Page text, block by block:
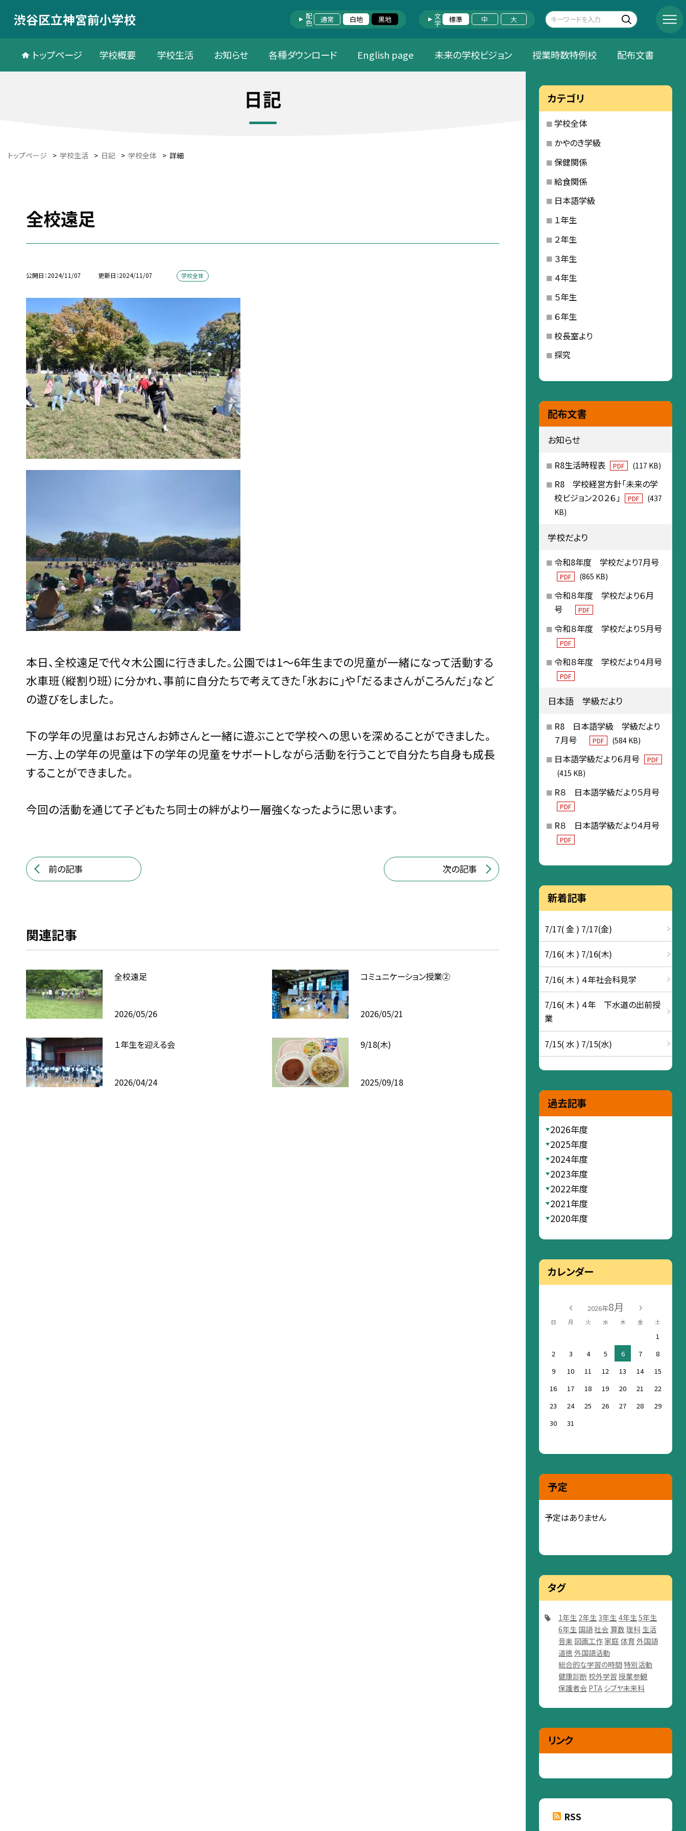
渋谷区立神宮前小学校 配色 通常 白地 黒地 文字 標準 中 大
トップページ 学校概要 学校生活 お知らせ 各種ダウンロード English page 未来の学校ビジョン 授業時数特例校 配布文書
日記
トップページ > 学校生活 > 日記 > 学校全体 > 詳細
全校遠足
公開日 2024/11/07 更新日 2024/11/07 学校全体
本日、全校遠足で代々木公園に行きました。公園では1〜6年生までの児童が一緒になって活動する
水車班（縦割り班）に分かれ、事前に自分たちで考えてきた「氷おに」や「だるまさんがころんだ」など
の遊びをしました。
下の学年の児童はお兄さんお姉さんと一緒に遊ぶことで学校への思いを深めることができました。
一方、上の学年の児童は下の学年の児童をサポートしながら活動を行うことで自分たち自身も成長
することができました。
今回の活動を通じて子どもたち同士の絆がより一層強くなったように思います。
前の記事 次の記事
関連記事
全校遠足
2026/05/26
コミュニケーション授業②
2026/05/21
１年生を迎える会
2026/04/24
9/18(木)
2025/09/18
カテゴリ
学校全体
かやのき学級
保健関係
給食関係
日本語学級
１年生
２年生
３年生
４年生
５年生
６年生
校長室より
探究
配布文書
お知らせ
R8生活時程表 PDF (117 KB)
R8 学校経営方針「未来の学
校ビジョン２０２６」
PDF
(437
KB)
学校だより
令和8年度 学校だより7月号
PDF (865 KB)
令和８年度 学校だより６月
号
PDF
令和８年度 学校だより５月号
PDF
令和８年度 学校だより４月号
PDF
日本語 学級だより
R8 日本語学級 学級だより
７月号
PDF (584 KB)
日本語学級だより６月号 PDF
(415 KB)
R８ 日本語学級だより５月号
PDF
R８ 日本語学級だより４月号
PDF
新着記事
7/17( 金 ) 7/17(金)
7/16( 木 ) 7/16(木)
7/16( 木 ) ４年社会科見学
7/16( 木 ) ４年 下水道の出前授
業
7/15( 水 ) 7/15(水)
過去記事
2026年度
2025年度
2024年度
2023年度
2022年度
2021年度
2020年度
カレンダー
2026年8月
日 月 火 水 木 金 土
1
2
3 4 5 6 7
8
9
10 11 12 13 14
15
16
17 18 19 20 21
22
23
24 25 26 27 28
29
30
31
予定
予定はありません
タグ
1年生 2年生 3年生 4年生 5年生
6年生 国語社会 算数 理科 生活
音楽 図画工作 家庭 体育 外国語
道徳 外国語活動
総合的な学習の時間特別活動
健康診断 校外学習 授業参観
保護者会 PTA シブヤ未来科
リンク
RSS